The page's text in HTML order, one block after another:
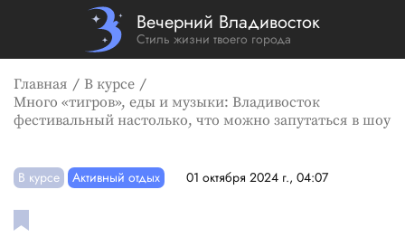
Вечерний Владивосток
Стиль жизни твоего города
Главная
В курсе
Много «тигров», еды и музыки: Владивосток
фестивальный настолько, что можно запутаться в шоу
В курсе Активный отдых 01 октября 2024 г., 04:07